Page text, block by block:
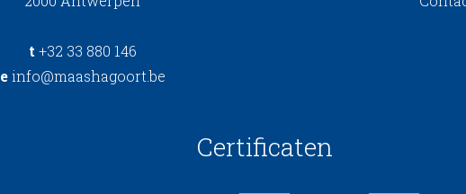
t+32 33 880 146
einfo@maashagoort.be
Certificaten